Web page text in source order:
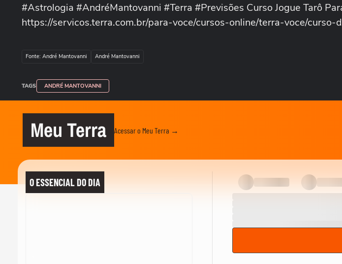
#Astrologia #AndréMantovanni #Terra #Previsões Curso Jogue Tarô
https://servicos.terra.com.br/para-voce/cursos-online/terra-voce/curso-
Fonte: André Mantovanni André Mantovanni
TAGS ANDRÉ MANTOVANNI
Meu Terra Acessar o Meu Terra →
O ESSENCIAL DO DIA